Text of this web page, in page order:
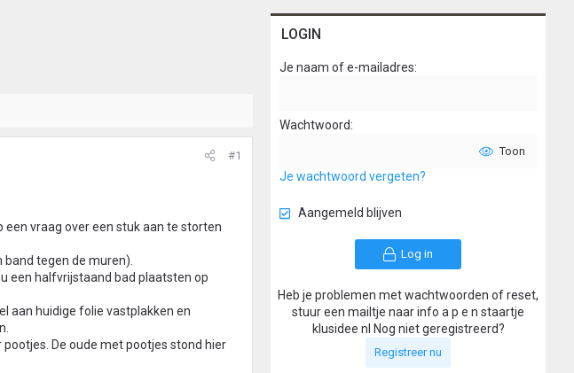
#1
vraag over een stuk aan te storten
tegen de muren).
een halfvrijstaand bad plaatsten op
aan huidige folie vastplakken en
De oude met pootjes stond hier
LOGIN
Je naam of e-mailadres
Wachtwoord
Toon
Je wachtwoord vergeten?
Aangemeld blijven
Log in
Heb je problemen met wachtwoorden of reset,
stuur een mailtje naar info a p e n staartje
klusidee nl Nog niet geregistreerd?
Registreer nu